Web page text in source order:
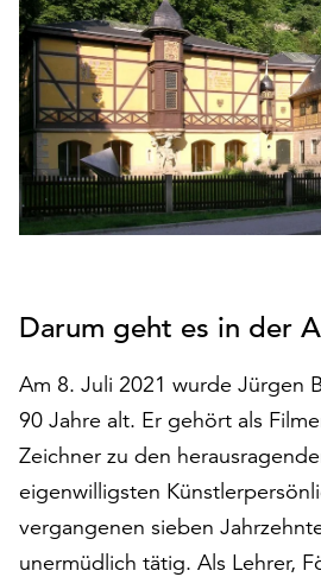
sind
(funktionale
Cookies),
sowie
solche,
die
lediglich
zu
anonymen
werden.
Klicken
Sie
auf
„Alle
akzeptieren“,
um
alle
Cookies
Darum geht es in der
Am 8. Juli 2021 wurde Jürgen
90 Jahre alt. Er gehört als
Zeichner zu den
eigenwilligsten
vergangenen sieben
unermüdlich tätig. Als Lehrer,